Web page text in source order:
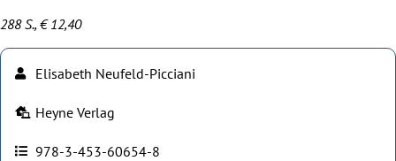
288 S., € 12,40
Elisabeth Neufeld-Picciani
Heyne Verlag
978-3-453-60654-8